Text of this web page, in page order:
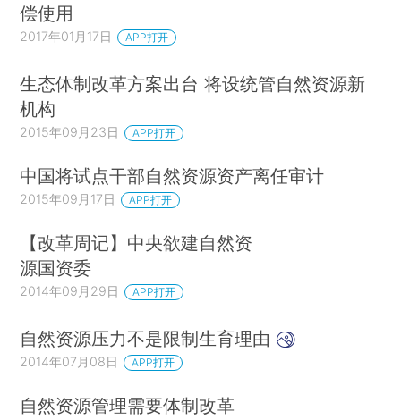
偿使用
2017年01月17日 APP打开
生态体制改革方案出台 将设统管自然资源新
机构
2015年09月23日 APP打开
中国将试点干部自然资源资产离任审计
2015年09月17日 APP打开
【改革周记】中央欲建自然资
源国资委
2014年09月29日 APP打开
自然资源压力不是限制生育理由
2014年07月08日 APP打开
自然资源管理需要体制改革